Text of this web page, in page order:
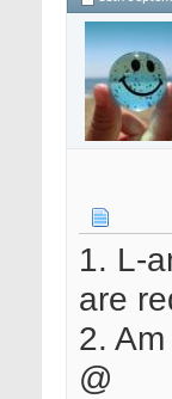
1. L-
are
2.
@